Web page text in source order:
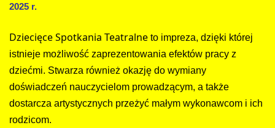
2025 r.
Dziecięce Spotkania Teatralne to impreza, dzięki której
istnieje możliwość zaprezentowania efektów pracy z
dziećmi. Stwarza również okazję do wymiany
doświadczeń nauczycielom prowadzącym, a także
dostarcza artystycznych przeżyć małym wykonawcom i ich
rodzicom.